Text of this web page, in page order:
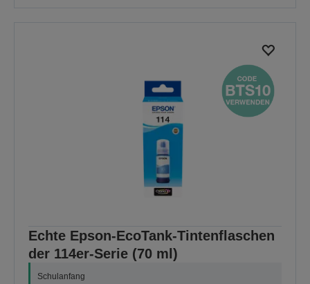
Echte Epson-EcoTank-Tintenflaschen
der 114er-Serie (70 ml)
Schulanfang